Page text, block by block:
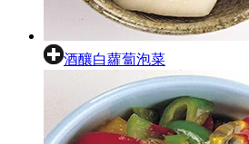
酒釀白蘿蔔泡菜